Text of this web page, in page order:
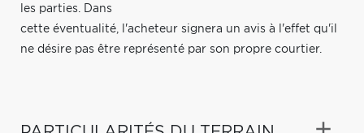
les parties. Dans
cette éventualité, l'acheteur signera un avis à l'effet qu'il
ne désire pas être représenté par son propre courtier.